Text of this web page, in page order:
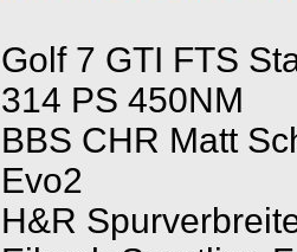
Golf 7 GTI FTS
314 PS 450NM
BBS CHR Matt
Evo2
H&R